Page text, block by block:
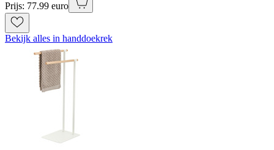
Prijs: 77.99 euro
Bekijk alles in handdoekrek